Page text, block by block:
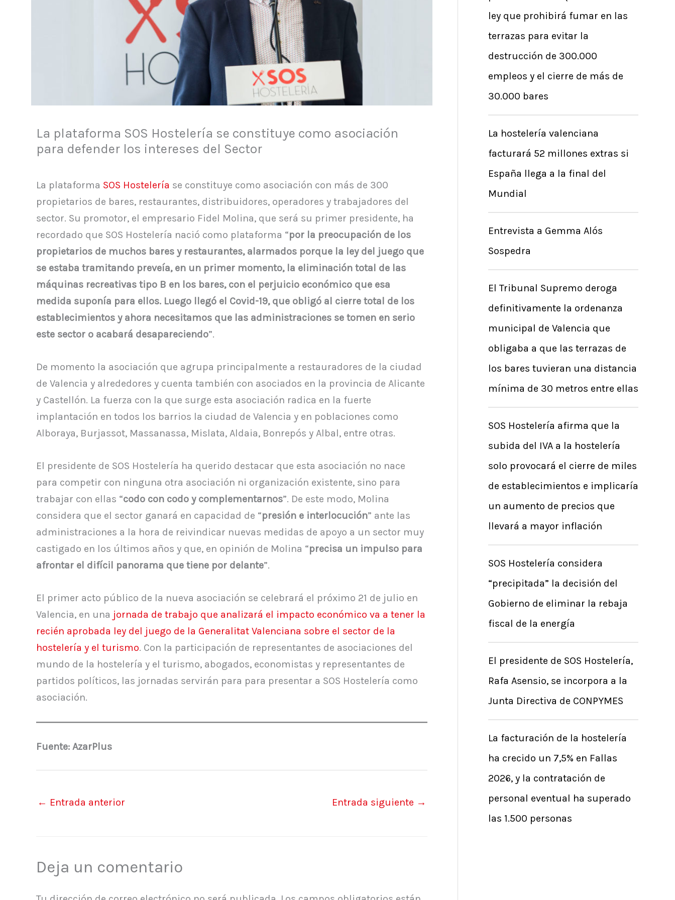
La plataforma SOS Hostelería se constituye como asociación
para defender los intereses del Sector
La plataforma SOS Hostelería se constituye como asociación con más de 300
propietarios de bares, restaurantes, distribuidores, operadores y trabajadores del
sector. Su promotor, el empresario Fidel Molina, que será su primer presidente, ha
recordado que SOS Hostelería nació como plataforma “por la preocupación de los
propietarios de muchos bares y restaurantes, alarmados porque la ley del juego que
se estaba tramitando preveía, en un primer momento, la eliminación total de las
máquinas recreativas tipo B en los bares, con el perjuicio económico que esa
medida suponía para ellos. Luego llegó el Covid-19, que obligó al cierre total de los
establecimientos y ahora necesitamos que las administraciones se tomen en serio
este sector o acabará desapareciendo”.
De momento la asociación que agrupa principalmente a restauradores de la ciudad
de Valencia y alrededores y cuenta también con asociados en la provincia de Alicante
y Castellón. La fuerza con la que surge esta asociación radica en la fuerte
implantación en todos los barrios la ciudad de Valencia y en poblaciones como
Alboraya, Burjassot, Massanassa, Mislata, Aldaia, Bonrepós y Albal, entre otras.
El presidente de SOS Hostelería ha querido destacar que esta asociación no nace
para competir con ninguna otra asociación ni organización existente, sino para
trabajar con ellas “codo con codo y complementarnos”. De este modo, Molina
considera que el sector ganará en capacidad de “presión e interlocución” ante las
administraciones a la hora de reivindicar nuevas medidas de apoyo a un sector muy
castigado en los últimos años y que, en opinión de Molina “precisa un impulso para
afrontar el difícil panorama que tiene por delante”.
El primer acto público de la nueva asociación se celebrará el próximo 21 de julio en
Valencia, en una jornada de trabajo que analizará el impacto económico va a tener la
recién aprobada ley del juego de la Generalitat Valenciana sobre el sector de la
hostelería y el turismo. Con la participación de representantes de asociaciones del
mundo de la hostelería y el turismo, abogados, economistas y representantes de
partidos políticos, las jornadas servirán para para presentar a SOS Hostelería como
asociación.
Fuente: AzarPlus
← Entrada anterior Entrada siguiente →
Deja un comentario
r
p
o
r
:
ley que prohibirá fumar en las
terrazas para evitar la
destrucción de 300.000
empleos y el cierre de más de
30.000 bares
La hostelería valenciana
facturará 52 millones extras si
España llega a la final del
Mundial
Entrevista a Gemma Alós
Sospedra
El Tribunal Supremo deroga
definitivamente la ordenanza
municipal de Valencia que
obligaba a que las terrazas de
los bares tuvieran una distancia
mínima de 30 metros entre ellas
SOS Hostelería afirma que la
subida del IVA a la hostelería
solo provocará el cierre de miles
de establecimientos e implicaría
un aumento de precios que
llevará a mayor inflación
SOS Hostelería considera
“precipitada” la decisión del
Gobierno de eliminar la rebaja
fiscal de la energía
El presidente de SOS Hostelería,
Rafa Asensio, se incorpora a la
Junta Directiva de CONPYMES
La facturación de la hostelería
ha crecido un 7,5% en Fallas
2026, y la contratación de
personal eventual ha superado
las 1.500 personas